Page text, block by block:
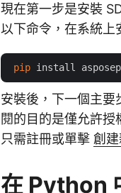
現在第一步是安裝
以下命令，在系統上
pip
安裝後，下一個主要
閱的目的是僅允許
只需註冊或單擊 創建
在 Python